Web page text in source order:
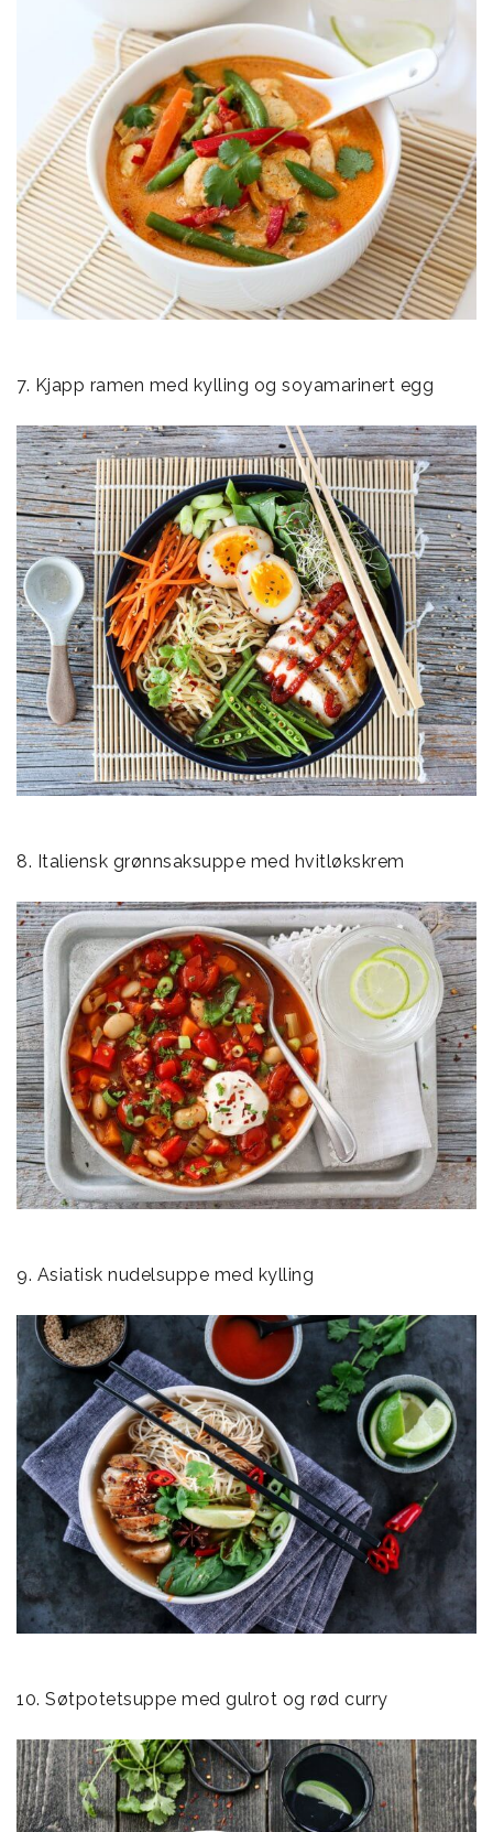
7. Kjapp ramen med kylling og soyamarinert egg
8. Italiensk grønnsaksuppe med hvitløkskrem
9. Asiatisk nudelsuppe med kylling
10. Søtpotetsuppe med gulrot og rød curry